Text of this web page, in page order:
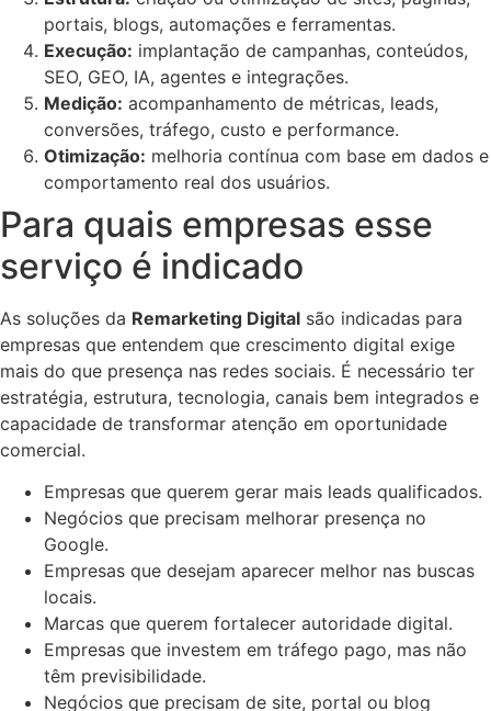
portais, blogs, automações e ferramentas.
Execução: implantação de campanhas, conteúdos,
SEO, GEO, IA, agentes e integrações.
Medição: acompanhamento de métricas, leads,
conversões, tráfego, custo e performance.
Otimização: melhoria contínua com base em dados e
comportamento real dos usuários.
Para quais empresas esse
serviço é indicado
As soluções da Remarketing Digital são indicadas para
empresas que entendem que crescimento digital exige
mais do que presença nas redes sociais. É necessário ter
estratégia, estrutura, tecnologia, canais bem integrados e
capacidade de transformar atenção em oportunidade
comercial.
Empresas que querem gerar mais leads qualificados.
Negócios que precisam melhorar presença no
Google.
Empresas que desejam aparecer melhor nas buscas
locais.
Marcas que querem fortalecer autoridade digital.
Empresas que investem em tráfego pago, mas não
têm previsibilidade.
Negócios que precisam de site, portal ou blog